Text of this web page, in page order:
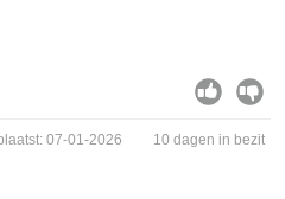
07-01-2026 10 dagen in bezit